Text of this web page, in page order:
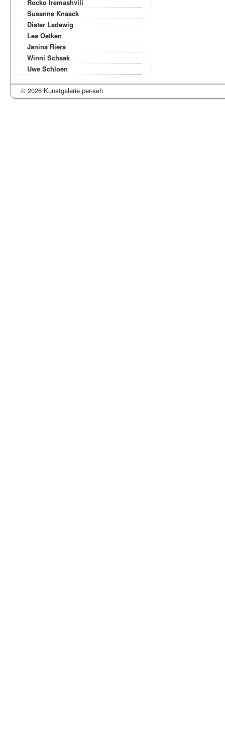
Rocko Iremashvili
Susanne Knaack
Dieter Ladewig
Lea Oetken
Janina Riera
Winni Schaak
Uwe Schloen
© 2026 Kunstgalerie per-seh